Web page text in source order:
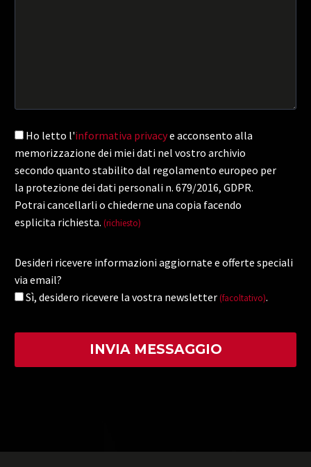
Ho letto l'informativa privacye acconsento alla
memorizzazione dei miei dati nel vostro archivio
secondo quanto stabilito dal regolamento europeo per
la protezione dei dati personali n. 679/2016, GDPR.
Potrai cancellarli o chiederne una copia facendo
esplicita richiesta. (richiesto)
Desideri ricevere informazioni aggiornate e offerte speciali
via email?
Sì, desidero ricevere la vostra newsletter (facoltativo).